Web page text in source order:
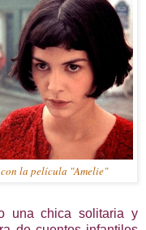
la película "Amelie"
una chica solitaria y